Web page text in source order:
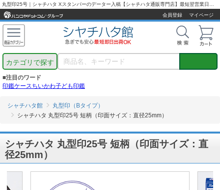
会員登録
マイページ
カテゴリで探す
■注目のワード
印鑑ケースちいかわ子ども印鑑
シャチハタ館
丸型印（Bタイプ）
シャチハタ 丸型印25号 短柄（印面サイズ：直径25mm）
シャチハタ 丸型印25号 短柄（印面サイズ：直
径25mm）